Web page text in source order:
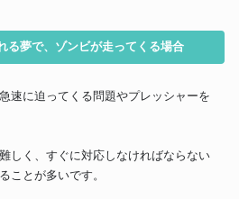
る夢で、ゾンビが走ってくる場合
速に迫ってくる問題やプレッシャーを
しく、すぐに対応しなければならない
ことが多いです。